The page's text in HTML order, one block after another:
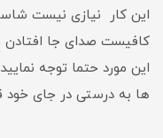
این کار نیازی نیست
کافیست صدای جا افتادن
ها به درستی در جای خود